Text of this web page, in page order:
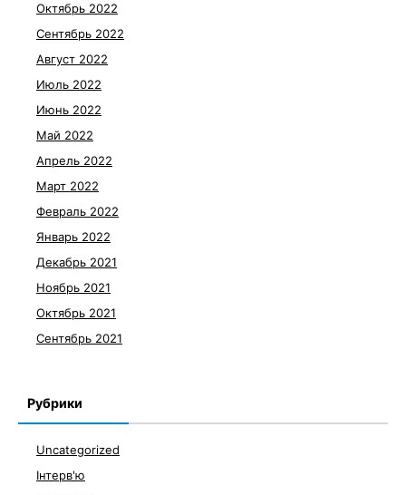
Октябрь 2022
Сентябрь 2022
Август 2022
Июль 2022
Июнь 2022
Май 2022
Апрель 2022
Март 2022
Февраль 2022
Январь 2022
Декабрь 2021
Ноябрь 2021
Октябрь 2021
Сентябрь 2021
Рубрики
Uncategorized
Інтерв'ю